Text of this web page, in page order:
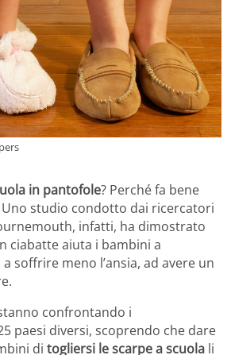
in pantofole? Perché fa bene
studio condotto dai ricercatori
infatti, ha dimostrato
ciabatte aiuta i bambini a
soffrire meno l’ansia, ad avere un
confrontando i
paesi diversi, scoprendo che dare
di togliersi le scarpe a scuola li